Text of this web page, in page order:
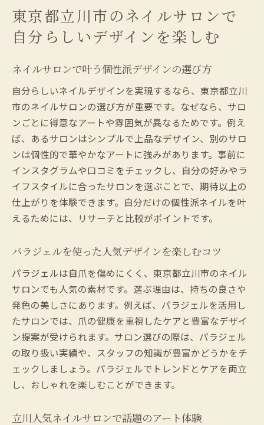
東京都立川市のネイルサロンで
自分らしいデザインを楽しむ
ネイルサロンで叶う個性派デザインの選び方
自分らしいネイルデザインを実現するなら、東京都立川
市のネイルサロンの選び方が重要です。なぜなら、サロ
ンごとに得意なアートや雰囲気が異なるためです。例え
ば、あるサロンはシンプルで上品なデザイン、別のサロ
ンは個性的で華やかなアートに強みがあります。事前に
インスタグラムや口コミをチェックし、自分の好みやラ
イフスタイルに合ったサロンを選ぶことで、期待以上の
仕上がりを体験できます。自分だけの個性派ネイルを叶
えるためには、リサーチと比較がポイントです。
パラジェルを使った人気デザインを楽しむコツ
パラジェルは自爪を傷めにくく、東京都立川市のネイル
サロンでも人気の素材です。選ぶ理由は、持ちの良さや
発色の美しさにあります。例えば、パラジェルを活用し
たサロンでは、爪の健康を重視したケアと豊富なデザイ
ン提案が受けられます。サロン選びの際は、パラジェル
の取り扱い実績や、スタッフの知識が豊富かどうかをチ
ェックしましょう。パラジェルでトレンドとケアを両立
し、おしゃれを楽しむことができます。
立川人気ネイルサロンで話題のアート体験